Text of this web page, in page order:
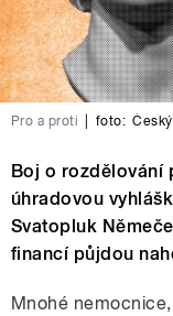
Pro a proti foto:
Boj o rozdělování
úhradovou
Svatopluk
financí půjdou
Mnohé